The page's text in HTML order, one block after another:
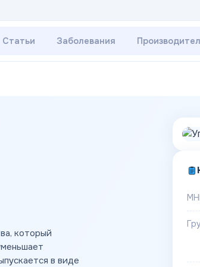
Статьи Заболевания
который
в виде